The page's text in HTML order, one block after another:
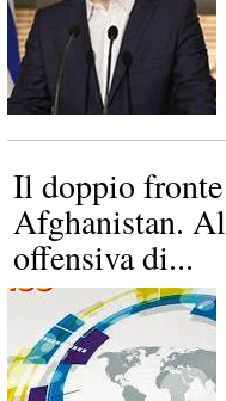
Il doppio
Afghanistan.
offensiva di...